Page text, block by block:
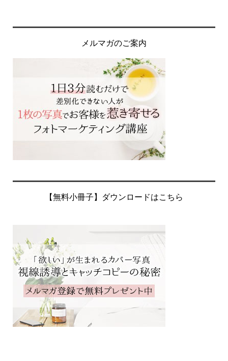
メルマガのご案内
【無料小冊子】ダウンロードはこちら